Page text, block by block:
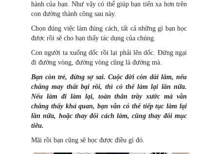
hành của bạn. Như vậy có thể giúp bạn tiến xa hơn trên
con đường thành công sau này.
Chọn đúng việc làm đúng cách, tất cả những gì bạn học
được rồi sẽ cho bạn thấy tác dụng của chúng.
Con người ta xuống dốc rồi lại phải lên dốc. Đừng ngại
đi đường vòng, đường vòng cũng là đường mà.
Bạn còn trẻ, đừng sợ sai. Cuộc đời còn dài lắm, nếu
chẳng may thất bại rồi, thì có thể làm lại lần nữa.
Nếu làm đi làm lại, toàn thân trầy xước mà vẫn
chẳng thấy khả quan, bạn vẫn có thể tiếp tục làm lại
lần nữa, hoặc thay đổi cách làm, cũng thay đổi mục
tiêu.
Mãi rồi bạn cũng sẽ học được điều gì đó.